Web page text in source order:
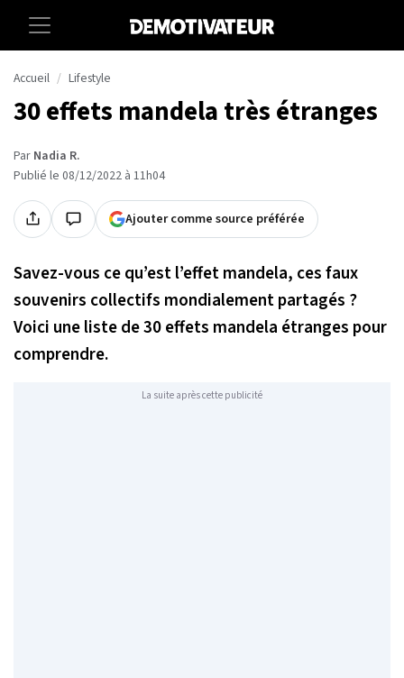
Accueil Lifestyle
30 effets mandela très étranges
Par Nadia R.
Publié le 08/12/2022 à 11h04
Ajouter comme source préférée
Savez-vous ce qu’est l’effet mandela, ces faux
souvenirs collectifs mondialement partagés ?
Voici une liste de 30 effets mandela étranges pour
comprendre.
La suite après cette publicité